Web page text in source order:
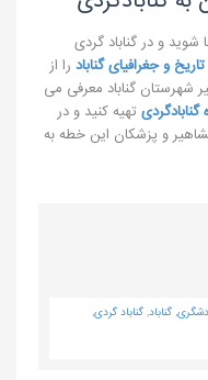
شوید و در گناباد گردی
تاریخ و جغرافیای گناباد را از
شهرستان گناباد معرفی می
تهیه کنید و در
و پزشکان این خطه به
, گناباد, گناباد گردی,